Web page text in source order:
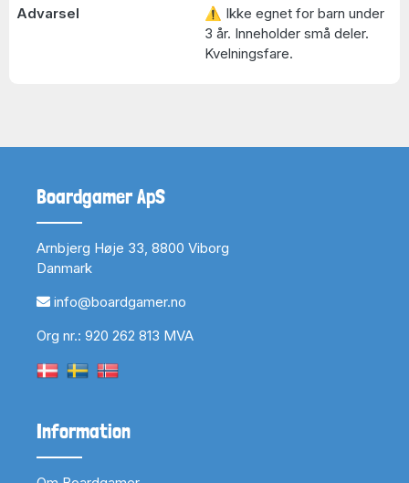
Advarsel
⚠ Ikke egnet for barn under
3 år. Inneholder små deler.
Kvelningsfare.
Boardgamer ApS
Arnbjerg Høje 33, 8800 Viborg
Danmark
info@boardgamer.no
Org nr.: 920 262 813 MVA
Information